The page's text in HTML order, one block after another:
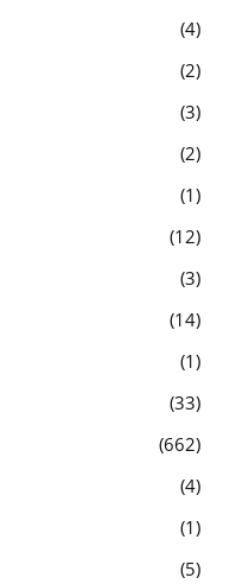
4
2
3
2
1
12
3
14
1
33
662
4
1
5